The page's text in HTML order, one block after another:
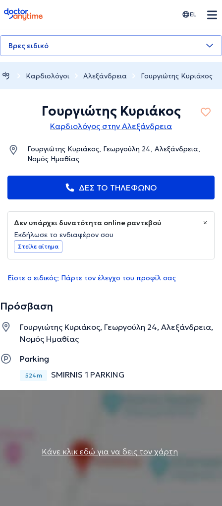
doctoranytime EL
Βρες ειδικό
Καρδιολόγοι Αλεξάνδρεια Γουργιώτης Κυριάκος
Γουργιώτης Κυριάκος
Καρδιολόγος στην Αλεξάνδρεια
Γουργιώτης Κυριάκος, Γεωργούλη 24, Αλεξάνδρεια,
Νομός Ημαθίας
ΔΕΣ ΤΟ ΤΗΛΕΦΩΝΟ
Δεν υπάρχει δυνατότητα online ραντεβού
Εκδήλωσε το ενδιαφέρον σου
Στείλε αίτημα
Είστε ο ειδικός; Πάρτε τον έλεγχο του προφίλ σας
Πρόσβαση
Γουργιώτης Κυριάκος, Γεωργούλη 24, Αλεξάνδρεια,
Νομός Ημαθίας
Parking
524m SMIRNIS 1 PARKING
Κάνε κλικ εδώ για να δεις τον χάρτη